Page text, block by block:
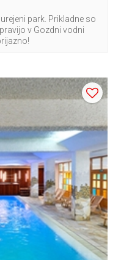
park. Prikladne so
v Gozdni vodni